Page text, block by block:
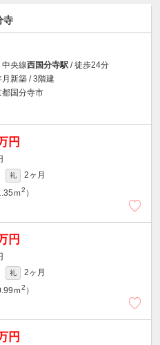
寺
中央線西国分寺駅 / 徒歩24分
月新築 / 3階建
都国分寺市
円
礼
2ヶ月
ｍ2 ）
円
礼
2ヶ月
ｍ2 ）
円